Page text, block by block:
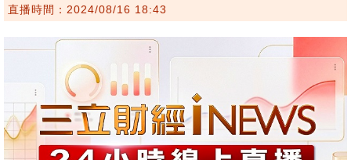
直播時間：2024/08/16 18:43